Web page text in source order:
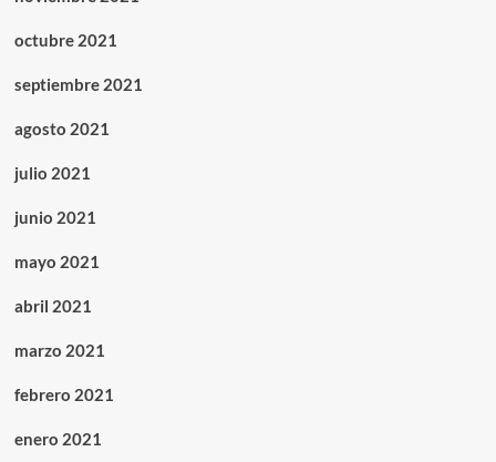
octubre 2021
septiembre 2021
agosto 2021
julio 2021
junio 2021
mayo 2021
abril 2021
marzo 2021
febrero 2021
enero 2021